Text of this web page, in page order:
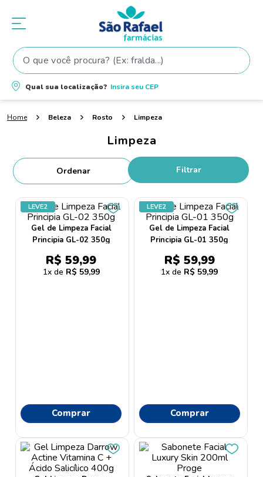
O que você procura? (Ex: fralda...)
Qual sua localização? Insira seu CEP
Beleza Rosto Limpeza
Limpeza
Filtrar
LEVE2
Gel de Limpeza Facial
Principia GL-02 350g
R$ 59,99
1 R$ 59,99
Comprar
LEVE2
Gel de Limpeza Facial
Principia GL-01 350g
R$ 59,99
1 R$ 59,99
Comprar
Termos mais buscados
1º fralda
2 shampoo
5º tintura cabelo
6º elseve
º dove
º proge
lenço umedecido